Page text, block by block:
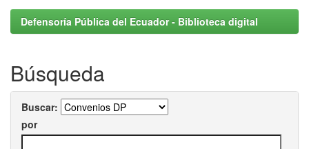
Defensoría Pública del Ecuador - Biblioteca digital
Búsqueda
Buscar:
por